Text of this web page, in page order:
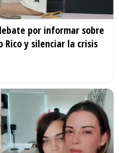
por informar sobre
Rico y silenciar la crisis